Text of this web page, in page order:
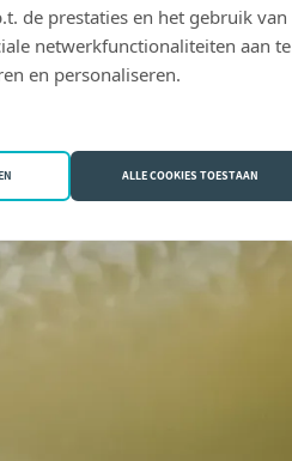
de prestaties en het gebruik van
netwerkfunctionaliteiten aan te
en personaliseren.
ALLE COOKIES TOESTAAN